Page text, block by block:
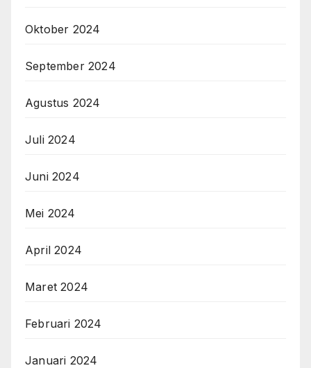
Oktober 2024
September 2024
Agustus 2024
Juli 2024
Juni 2024
Mei 2024
April 2024
Maret 2024
Februari 2024
Januari 2024